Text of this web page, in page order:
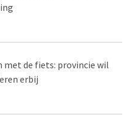
met de fiets: provincie wil
erbij